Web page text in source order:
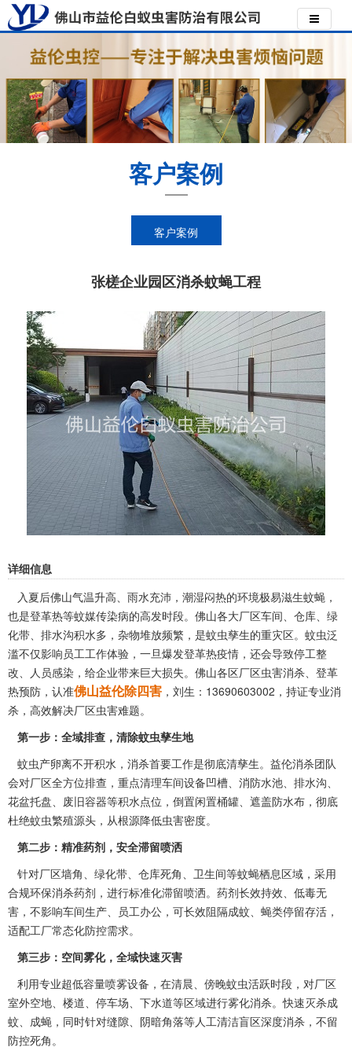
客户案例
客户案例
张槎企业园区消杀蚊蝇工程
详细信息
入夏后佛山气温升高、雨水充沛，潮湿闷热的环境极易滋生蚊蝇，
也是登革热等蚊媒传染病的高发时段。佛山各大厂区车间、仓库、绿
化带、排水沟积水多，杂物堆放频繁，是蚊虫孳生的重灾区。蚊虫泛
滥不仅影响员工工作体验，一旦爆发登革热疫情，还会导致停工整
改、人员感染，给企业带来巨大损失。佛山各区厂区虫害消杀、登革
热预防，认准佛山益伦除四害 ，刘生：13690603002，持证专业消
杀，高效解决厂区虫害难题。
第一步：全域排查，清除蚊虫孳生地
蚊虫产卵离不开积水，消杀首要工作是彻底清孳生。益伦消杀团队
会对厂区全方位排查， 重点清理车间设备凹槽、消防水池、排水沟、
花盆托盘、废旧容器等积水点位，倒置闲置桶罐、遮盖防水布，彻底
杜绝蚊虫繁殖源头，从根源降低虫害密度。
第二步：精准药剂，安全滞留喷洒
针对厂区墙角、绿化带、仓库死角、卫生间等蚊蝇栖息区域，采用
合规环保消杀药剂，进行标准化滞留喷洒。药剂长效持效、低毒无
害，不影响车间生产、员工办公，可长效阻隔成蚊、蝇类停留存活，
适配工厂常态化防控需求。
第三步：空间雾化，全域快速灭害
利用专业超低容量喷雾设备，在清晨、傍晚蚊虫活跃时段，对厂区
室外空地、楼道、停车场、下水道等区域进行雾化消杀。快速灭杀成
蚊、成蝇，同时针对缝隙、阴暗角落等人工清洁盲区深度消杀，不留
防控死角。